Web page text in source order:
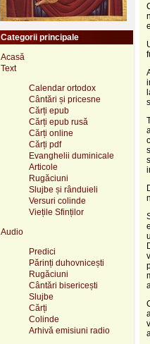
Categorii principale
Acasă
Text
Calendar ortodox
Cântări și pricesne
Cărți epub
Cărți epub rusă
Cărți online
Cărți pdf
Evanghelii duminicale
Articole
Rugăciuni
Slujbe și rânduieli
Versuri colinde
Viețile Sfinților
Audio
Predici
Părinți duhovnicești
Rugăciuni
Cântări bisericești
Slujbe
Cărți
Colinde
Arhivă emisiuni radio